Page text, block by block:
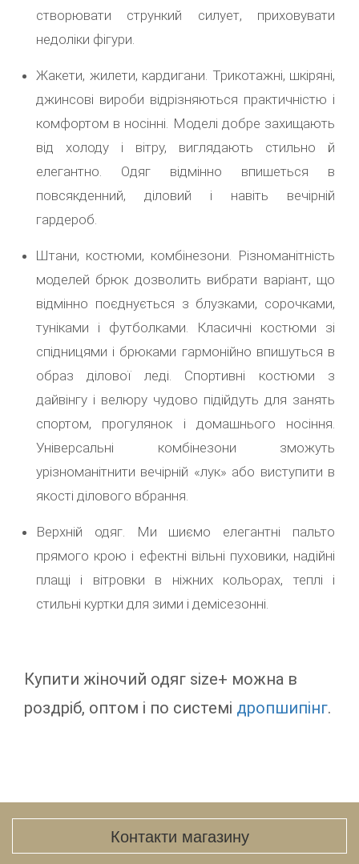
створювати стрункий силует, приховувати
недоліки фігури.
Жакети, жилети, кардигани. Трикотажні, шкіряні,
джинсові вироби відрізняються практичністю і
комфортом в носінні. Моделі добре захищають
від холоду і вітру, виглядають стильно й
елегантно. Одяг відмінно впишеться в
повсякденний, діловий і навіть вечірній
гардероб.
Штани, костюми, комбінезони. Різноманітність
моделей брюк дозволить вибрати варіант, що
відмінно поєднується з блузками, сорочками,
туніками і футболками. Класичні костюми зі
спідницями і брюками гармонійно впишуться в
образ ділової леді. Спортивні костюми з
дайвінгу і велюру чудово підійдуть для занять
спортом, прогулянок і домашнього носіння.
Універсальні комбінезони зможуть
урізноманітнити вечірній «лук» або виступити в
якості ділового вбрання.
Верхній одяг. Ми шиємо елегантні пальто
прямого крою і ефектні вільні пуховики, надійні
плащі і вітровки в ніжних кольорах, теплі і
стильні куртки для зими і демісезонні.
Купити жіночий одяг size+ можна в
роздріб, оптом і по системі дропшипінг.
Контакти магазину